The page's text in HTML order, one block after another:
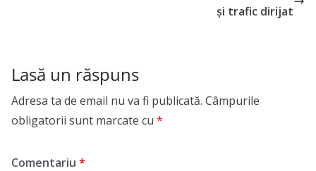
și trafic dirijat
Lasă un răspuns
Adresa ta de email nu va fi publicată. Câmpurile
obligatorii sunt marcate cu *
Comentariu *